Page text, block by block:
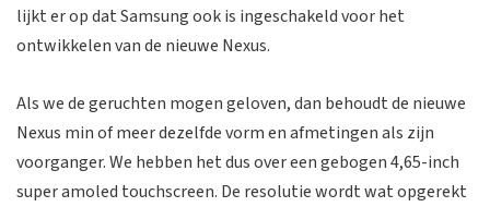
lijkt er op dat Samsung ook is ingeschakeld voor het
ontwikkelen van de nieuwe Nexus.
Als we de geruchten mogen geloven, dan behoudt de nieuwe
Nexus min of meer dezelfde vorm en afmetingen als zijn
voorganger. We hebben het dus over een gebogen 4,65-inch
super amoled touchscreen. De resolutie wordt wat opgerekt